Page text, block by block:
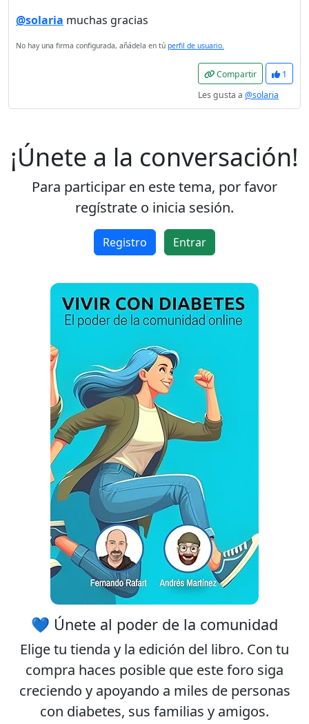
@solaria muchas gracias
No hay una firma configurada, añádela en tú perfil de usuario.
Compartir
1
Les gusta a @solaria
¡Únete a la conversación!
Para participar en este tema, por favor
regístrate o inicia sesión.
Registro Entrar
💙 Únete al poder de la comunidad
Elige tu tienda y la edición del libro. Con tu
compra haces posible que este foro siga
creciendo y apoyando a miles de personas
con diabetes, sus familias y amigos.